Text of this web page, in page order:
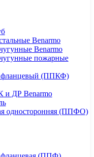
Benarmo
Benarmo
пожарные
фланцевый (ППКФ)
и ДР Benarmo
односторонняя (ППФО)